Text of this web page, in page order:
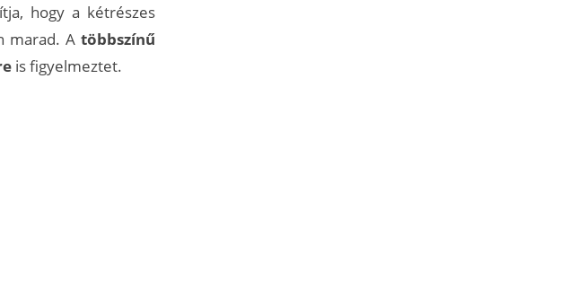
hogy a kétrészes
marad. A többszínű
is figyelmeztet.